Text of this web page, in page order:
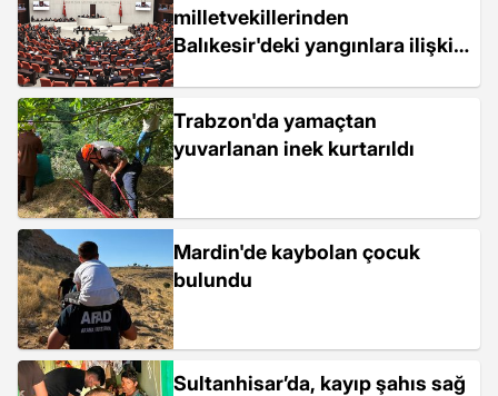
milletvekillerinden
Balıkesir'deki yangınlara ilişkin
Trabzon'da yamaçtan
yuvarlanan inek kurtarıldı
Mardin'de kaybolan çocuk
bulundu
Sultanhisar’da, kayıp şahıs sağ